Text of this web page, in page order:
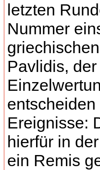
letzten
Nummer
Pavlidis,
Ereignisse:
hierfür in
ein Remis